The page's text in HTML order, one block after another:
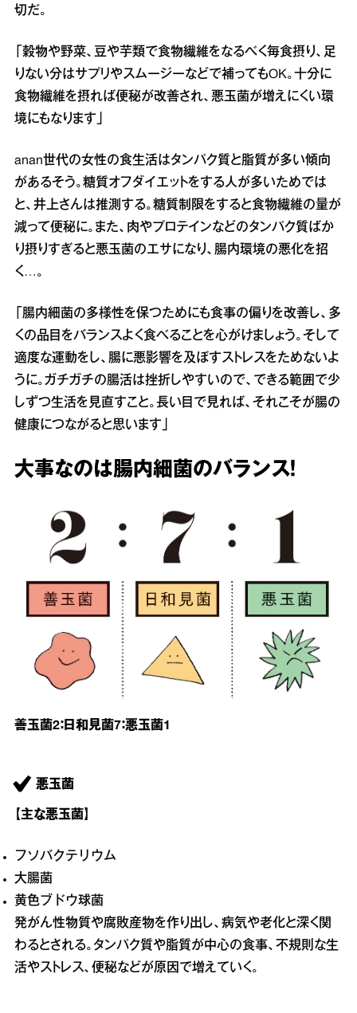
切だ。
「穀物や野菜、豆や芋類で食物繊維をなるべく毎食摂り、足
りない分はサプリやスムージーなどで補ってもOK。十分に
食物繊維を摂れば便秘が改善され、悪玉菌が増えにくい環
境にもなります」
anan世代の女性の食生活はタンパク質と脂質が多い傾向
があるそう。糖質オフダイエットをする人が多いためでは
と、井上さんは推測する。糖質制限をすると食物繊維の量が
減って便秘に。また、肉やプロテインなどのタンパク質ばか
り摂りすぎると悪玉菌のエサになり、腸内環境の悪化を招
く…。
「腸内細菌の多様性を保つためにも食事の偏りを改善し、多
くの品目をバランスよく食べることを心がけましょう。そして
適度な運動をし、腸に悪影響を及ぼすストレスをためないよ
うに。ガチガチの腸活は挫折しやすいので、できる範囲で少
しずつ生活を見直すこと。長い目で見れば、それこそが腸の
健康につながると思います」
大事なのは腸内細菌のバランス！
善玉菌2：日和見菌7：悪玉菌1
悪玉菌
【主な悪玉菌】
フソバクテリウム
大腸菌
黄色ブドウ球菌
発がん性物質や腐敗産物を作り出し、病気や老化と深く関
わるとされる。タンパク質や脂質が中心の食事、不規則な生
活やストレス、便秘などが原因で増えていく。